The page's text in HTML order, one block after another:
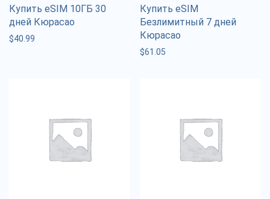
Купить eSIM 10ГБ 30
дней Кюрасао
$40.99
Купить eSIM
Безлимитный 7 дней
Кюрасао
$61.05